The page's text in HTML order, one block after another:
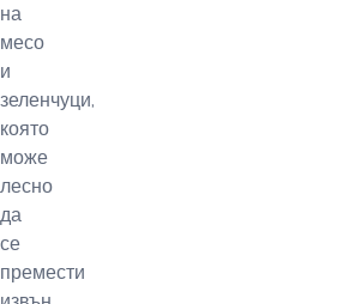
на
месо
и
зеленчуци,
която
може
лесно
да
се
премести